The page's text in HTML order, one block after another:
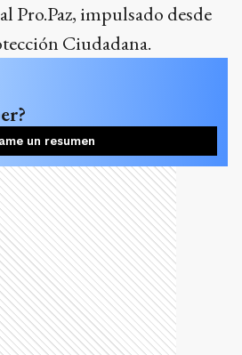
Pro.Paz, impulsado desde
Ciudadana.
un resumen